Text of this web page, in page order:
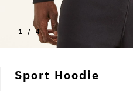
1 / 4
Sport Hoodie